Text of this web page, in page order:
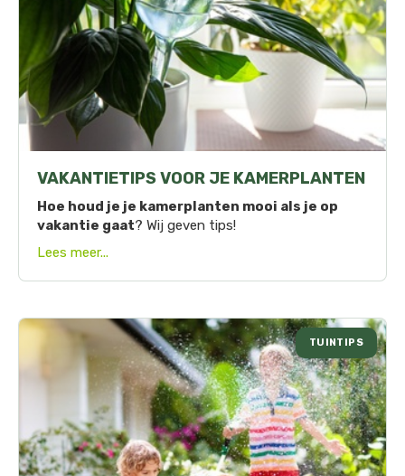
VAKANTIETIPS VOOR JE KAMERPLANTEN
Hoe houd je je kamerplanten mooi als je op
vakantie gaat? Wij geven tips!
Lees meer...
TUINTIPS